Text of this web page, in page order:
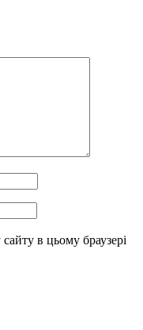
в цьому браузері